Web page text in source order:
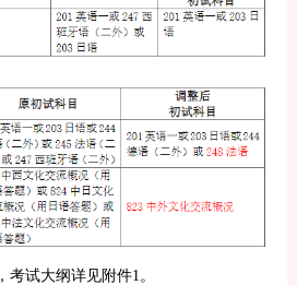
，考试大纲详见附件1。